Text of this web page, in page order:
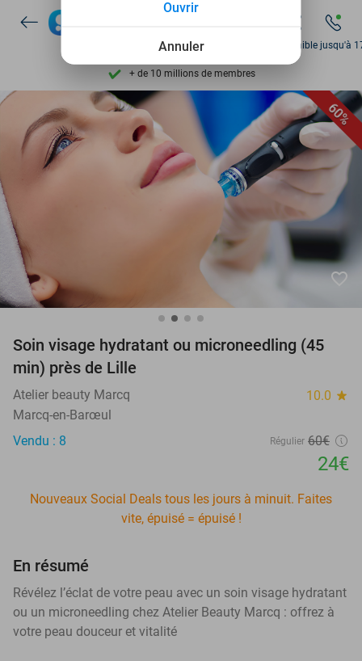
Découvrez + de 15.000 deals
Disponible 7 jours par semaine
+ de 10 millions de membres
9,4 206 468 avis
Découvrez + de 15.000 deals
Disponible 7 jours par semaine
+ de 10 millions de membres
Disponible jusqu'à
60%
favorite_border
Soin visage hydratant ou microneedling (45
min) près de Lille
Atelier beauty Marcq 10.0 star
Marcq-en-Barœul
Vendu : 8
Régulier 60€
24€
Nouveaux Social Deals tous les jours à minuit. Faites
vite, épuisé = épuisé !
En résumé
Révélez l’éclat de votre peau avec un soin visage hydratant
ou un microneedling chez Atelier Beauty Marcq : offrez à
votre peau douceur et vitalité
Annuler
Ouvrir